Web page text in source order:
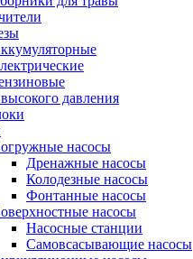
давления
насосы
Дренажные насосы
Колодезные насосы
Фонтанные насосы
насосы
Насосные станции
Самовсасывающие насосы